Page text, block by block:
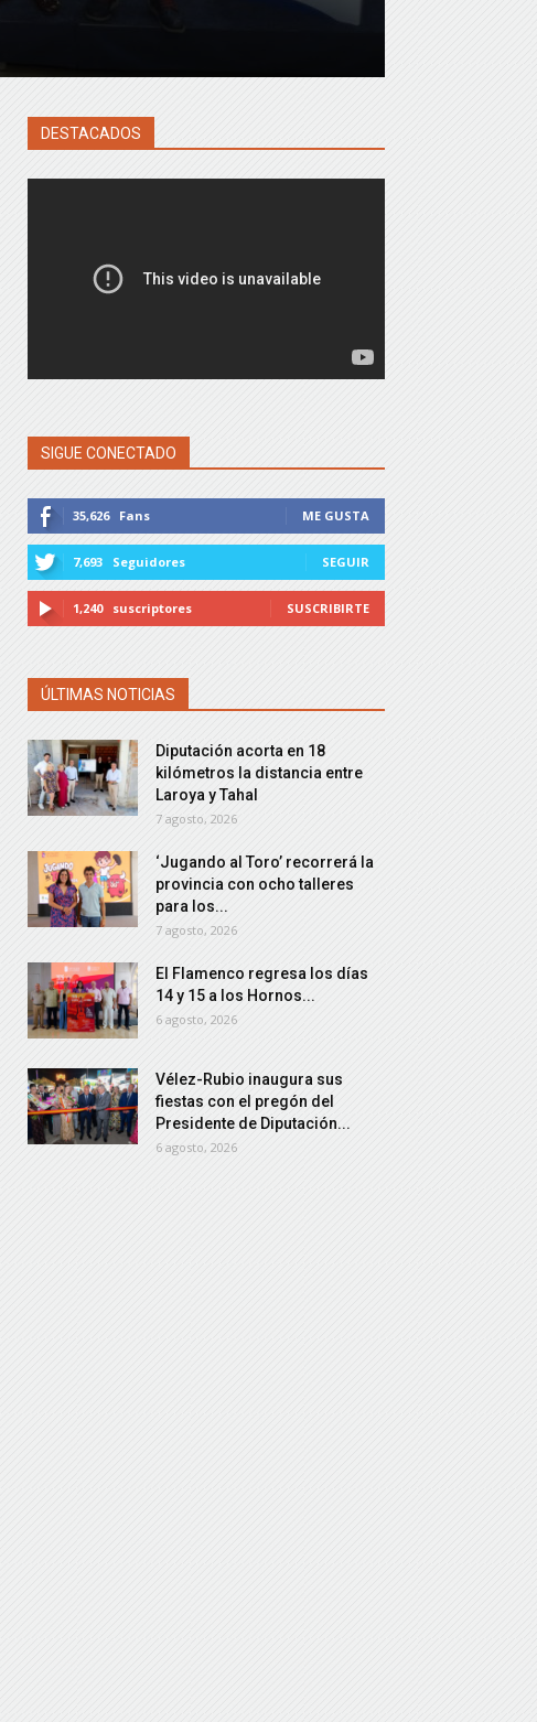
DESTACADOS
SIGUE CONECTADO
35,626 Fans ME GUSTA
7,693 Seguidores SEGUIR
1,240 suscriptores SUSCRIBIRTE
ÚLTIMAS NOTICIAS
Diputación acorta en 18
kilómetros la distancia entre
Laroya y Tahal
7 agosto, 2026
‘Jugando al Toro’ recorrerá la
provincia con ocho talleres
para los...
7 agosto, 2026
El Flamenco regresa los días
14 y 15 a los Hornos...
6 agosto, 2026
Vélez-Rubio inaugura sus
fiestas con el pregón del
Presidente de Diputación...
6 agosto, 2026